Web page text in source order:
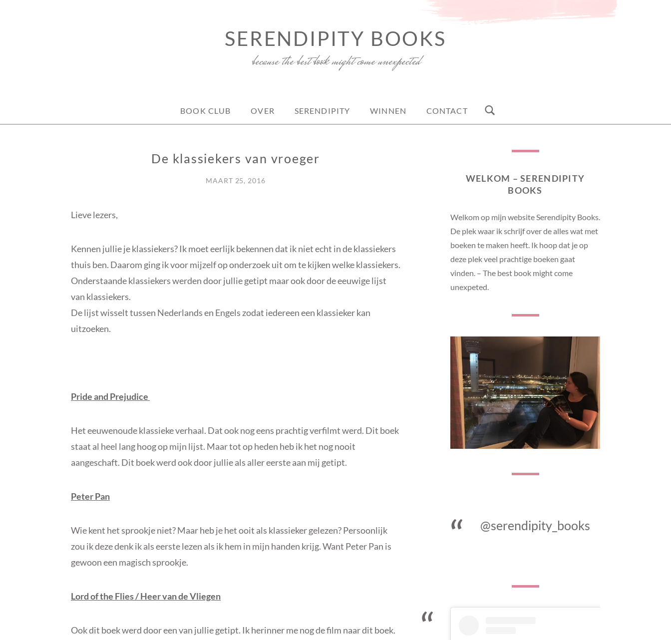
SERENDIPITY BOOKS
because the best book might come unexpected
BOOK CLUB OVER SERENDIPITY WINNEN CONTACT
De klassiekers van vroeger
MAART 25, 2016
Lieve lezers,
Kennen jullie je klassiekers? Ik moet eerlijk bekennen dat ik niet echt in de klassiekers
thuis ben. Daarom ging ik voor mijzelf op onderzoek uit om te kijken welke klassiekers.
Onderstaande klassiekers werden door jullie getipt maar ook door de eeuwige lijst
van klassiekers.
De lijst wisselt tussen Nederlands en Engels zodat iedereen een klassieker kan
uitzoeken.
Pride and Prejudice
Het eeuwenoude klassieke verhaal. Dat ook nog eens prachtig verfilmt werd. Dit boek
staat al heel lang hoog op mijn lijst. Maar tot op heden heb ik het nog nooit
aangeschaft. Dit boek werd ook door jullie als aller eerste aan mij getipt.
Peter Pan
Wie kent het sprookje niet? Maar heb je het ooit als klassieker gelezen? Persoonlijk
zou ik deze denk ik als eerste lezen als ik hem in mijn handen krijg. Want Peter Pan is
gewoon een magisch sprookje.
Lord of the Flies / Heer van de Vliegen
Ook dit boek werd door een van jullie getipt. Ik herinner me nog de film naar dit boek.
WELKOM – SERENDIPITY
BOOKS
Welkom op mijn website Serendipity Books.
De plek waar ik schrijf over de alles wat met
boeken te maken heeft. Ik hoop dat je op
deze plek veel prachtige boeken gaat
vinden. – The best book might come
unexpeted.
@serendipity_books